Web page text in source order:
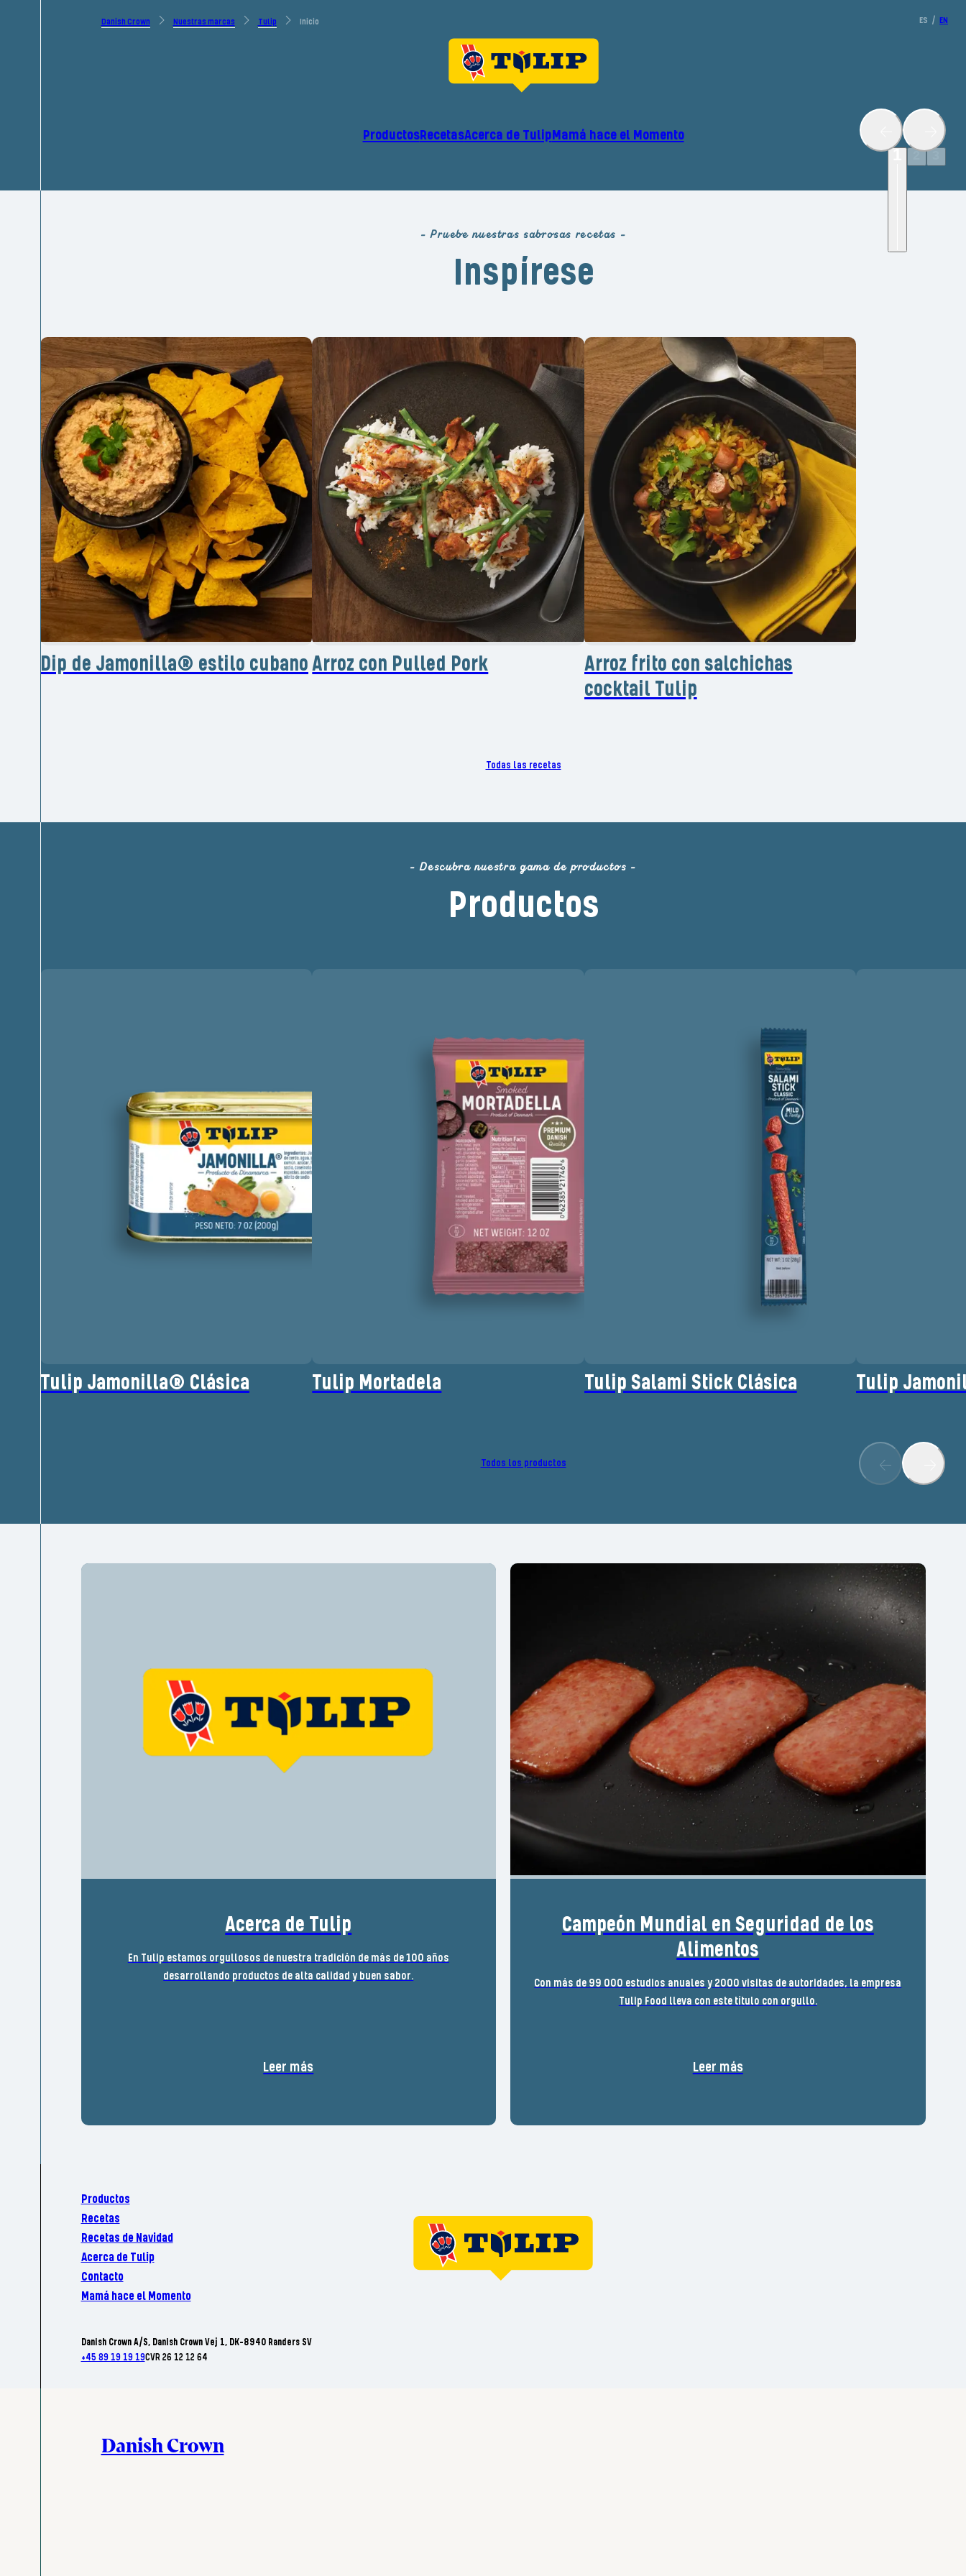
Danish Crown Nuestras marcas Tulip Inicio
ProductosRecetasAcerca de TulipMamá hace el Momento
1 2
Leer más
ES / EN
- Pruebe nuestras sabrosas recetas -
Inspírese
Dip de Jamonilla® estilo cubanoArroz con Pulled Pork
Arroz frito con salchichas
cocktail Tulip
Todas las recetas
- Descubra nuestra gama de productos -
Productos
Tulip Jamonilla® Clásica Tulip Mortadela Tulip Salami Stick Clásica Tulip
Todos los productos
Acerca de Tulip
En Tulip estamos orgullosos de nuestra tradición de más de 100 años
desarrollando productos de alta calidad y buen sabor.
Leer más
Campeón Mundial en Seguridad de los
Alimentos
Con más de 99 000 estudios anuales y 2000 visitas de autoridades, la empresa
Tulip Food lleva con este título con orgullo.
Leer más
Productos
Recetas
Recetas de Navidad
Acerca de Tulip
Contacto
Mamá hace el Momento
Danish Crown A/S, Danish Crown Vej 1, DK-8940 Randers SV
+45 89 19 19 19CVR 26 12 12 64
Danish Crown